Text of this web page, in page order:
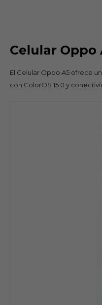
Celular Oppo
El Celular Oppo A5 ofrece
con ColorOS 15.0 y